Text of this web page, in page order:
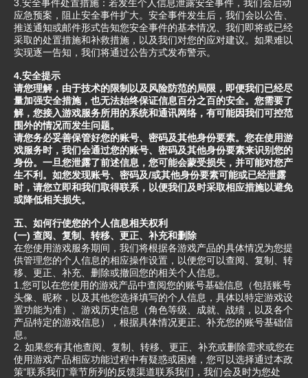
3.安全事件处置措施：若发生个人信息泄露安全事件，我们会启动
应急预案，阻止安全事件扩大。安全事件发生后，我们会以公告、
推送通知或邮件形式告知您安全事件的基本情况、我们即将或已经
采取的处置措施和补救措施，以及我们对您的应对建议。如果难以
实现逐一告知，我们将通过公告方式发布警示。
4.安全提示
请您理解，由于技术的限制以及风险防范的局限，即便我们已经尽
量加强安全措施，也无法始终保证信息百分之百的安全。您需要了
解，您接入游戏服务所用的系统和通讯网络，有可能因我们可控范
围外的情况而发生问题。
请您务必妥善保管好您的账号、密码及其他身份要素。您在使用游
戏服务时，我们会通过您的账号、密码及其他身份要素来识别您的
身份。一旦您泄露了前述信息，您可能会蒙受损失，并可能对您产
生不利。如您发现账号、密码及/或其他身份要素可能或已经泄露
时，请您立即和我们取得联系，以便我们及时采取相应措施以避免
或降低相关损失。
五、如何行使您的个人信息相关权利
(一) 查阅、复制、转移、更正、补充和删除
在您使用游戏服务期间，我们将根据各游戏产品的具体情况为您提
供管理您的个人信息的相应操作设置，以便您可以查阅、复制、转
移、更正、补充、删除或撤回您的相关个人信息。
1.您可以在您使用的游戏产品中查阅您的账号基础信息（包括账号
头像、昵称，以及其他您选择填写的个人信息，具体以特定游戏设
置功能为准）、游戏历史信息（角色等级、成就、战绩，以及各个
产品特定的游戏信息），根据具体情况更正、补充您的账号基础信
息。
2. 如果您有其他查阅、复制、转移、更正、补充或删除需求或您在
使用游戏产品相应功能过程中有疑惑或困难，您可以选择通过本政
策“联系我们”章节所列的反馈渠道联系我们，我们会及时为您处